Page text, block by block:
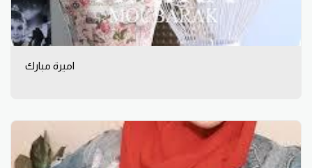
اميرة مبارك